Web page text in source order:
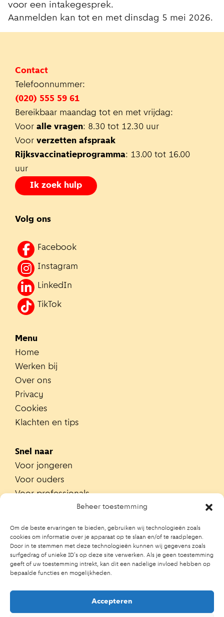
Beheer toestemming
Om de beste ervaringen te bieden, gebruiken wij technologieën zoals
cookies om informatie over je apparaat op te slaan en/of te raadplegen.
Door in te stemmen met deze technologieën kunnen wij gegevens zoals
surfgedrag of unieke ID's op deze site verwerken. Als je geen toestemming
geeft of uw toestemming intrekt, kan dit een nadelige invloed hebben op
bepaalde functies en mogelijkheden.
Accepteren
voor een intakegesprek.
Aanmelden kan tot en met dinsdag 5 mei 2026.
Contact
Telefoonnummer:
(020) 555 59 61
Bereikbaar maandag tot en met vrijdag:
Voor alle vragen: 8.30 tot 12.30 uur
Voor verzetten afspraak
Rijksvaccinatieprogramma: 13.00 tot 16.00
uur
Ik zoek hulp
Volg ons
Facebook
Instagram
LinkedIn
TikTok
Menu
Home
Werken bij
Over ons
Privacy
Cookies
Klachten en tips
Snel naar
Voor jongeren
Voor ouders
Voor professionals
Zoek contactpersoon op school
Trainingen
Ouderportaal JGZ